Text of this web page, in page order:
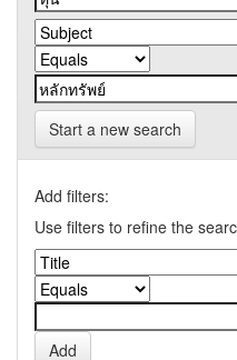
Start a new search
Add filters:
Use filters to refine the